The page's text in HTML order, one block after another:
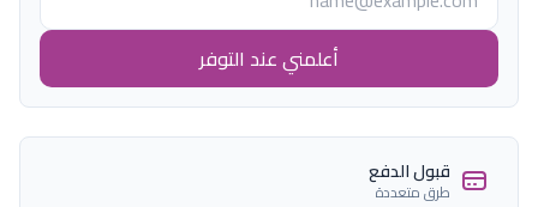
أعلمني عند التوفر
قبول الدفع
طرق متعددة